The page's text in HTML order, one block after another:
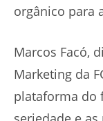
orgânico para
Marcos Facó,
Marketing da
plataforma do